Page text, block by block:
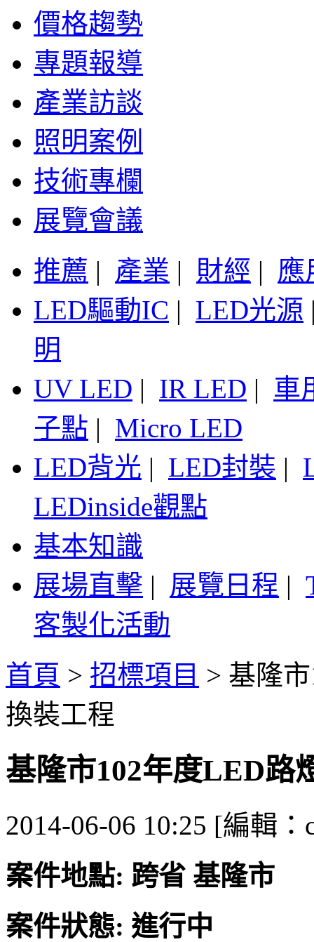
價格趨勢
專題報導
產業訪談
照明案例
技術專欄
展覽會議
推薦 | 產業 | 財經 | 應
LED驅動IC | LED光源
明
UV LED | IR LED | 車
子點 | Micro LED
LED背光 | LED封裝 |
LEDinside觀點
基本知識
展場直擊 | 展覽日程 |
客製化活動
首頁 > 招標項目 > 基隆
換裝工程
基隆市102年度LED路
2014-06-06 10:25 [編輯：
案件地點: 跨省 基隆市
案件狀態: 進行中